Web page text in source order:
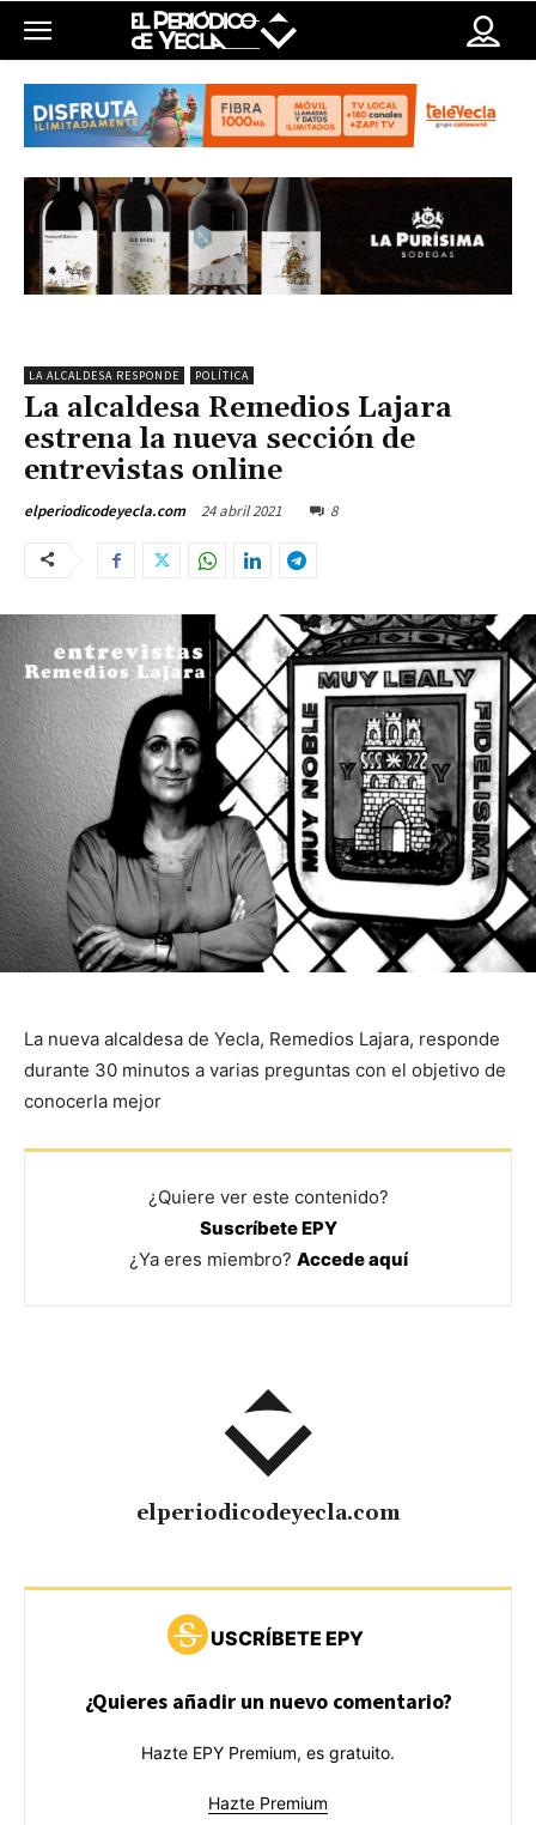
LA ALCALDESA RESPONDE POLÍTICA
La alcaldesa Remedios Lajara
estrena la nueva sección de
entrevistas online
elperiodicodeyecla.com 24 abril 2021 8
La nueva alcaldesa de Yecla, Remedios Lajara, responde
durante 30 minutos a varias preguntas con el objetivo de
conocerla mejor
¿Quiere ver este contenido?
Suscríbete EPY
¿Ya eres miembro? Accede aquí
elperiodicodeyecla.com
USCRÍBETE EPY
¿Quieres añadir un nuevo comentario?
Hazte EPY Premium, es gratuito.
Hazte Premium